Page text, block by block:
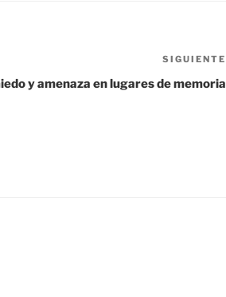
SIGUIENTE
y amenaza en lugares de memoria